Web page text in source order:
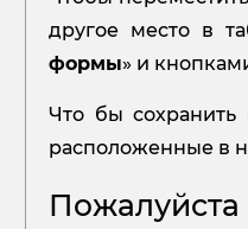
другое место в
формы» и
Что бы сохранить
расположенные в
Пожалуйста